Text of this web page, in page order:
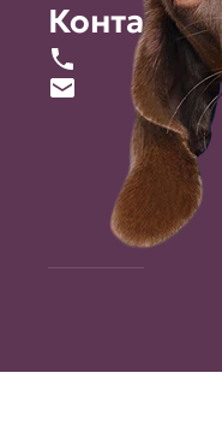
Контакты